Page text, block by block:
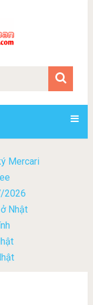
Mercari
2026
Nhật